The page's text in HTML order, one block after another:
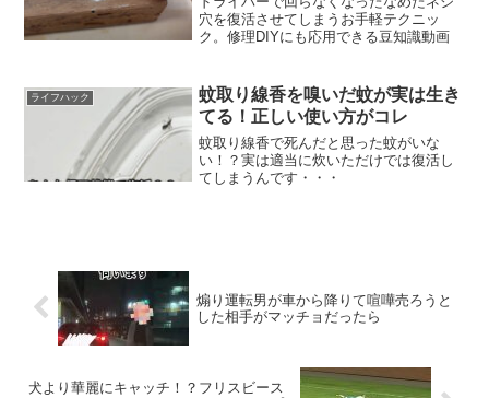
穴を復活させてしまうお手軽テクニッ
ク。修理DIYにも応用できる豆知識動画
ライフハック
蚊取り線香を嗅いだ蚊が実は生き
てる！正しい使い方がコレ
蚊取り線香で死んだと思った蚊がいな
い！？実は適当に炊いただけでは復活し
てしまうんです・・・
煽り運転男が車から降りて喧嘩売ろうと
した相手がマッチョだったら
犬より華麗にキャッチ！？フリスビース